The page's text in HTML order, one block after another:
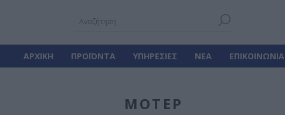
ΑΡΧΙΚΉ ΠΡΟΪΌΝΤΑ ΥΠΗΡΕΣΊΕΣ ΝΈΑ ΕΠΙΚΟΙΝΩΝΊΑ
ΜΟΤΕΡ